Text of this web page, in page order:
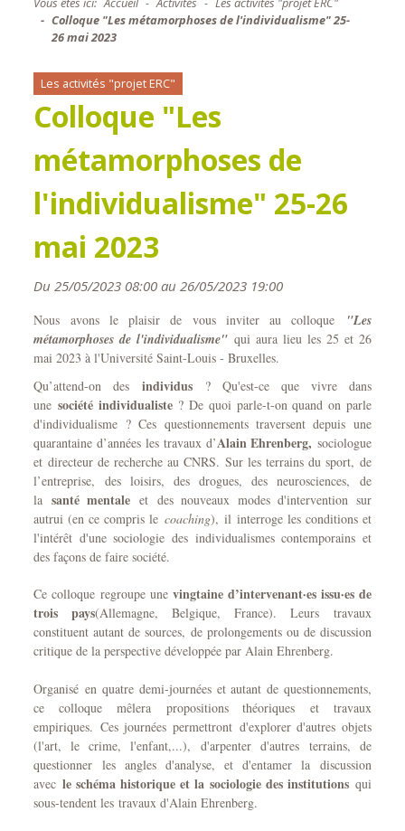
Colloque "Les métamorphoses de l'individualisme" 25-
26 mai 2023
Les activités "projet ERC"
Colloque "Les
métamorphoses de
l'individualisme" 25-26
mai 2023
Du 25/05/2023 08:00 au 26/05/2023 19:00
Nous avons le plaisir de vous inviter au colloque
"Les
métamorphoses de l'individualisme" qui aura lieu les 25 et 26
mai 2023 à l'Université Saint-Louis - Bruxelles.
Qu’attend-on des
individus
? Qu'est-ce que vivre dans
une société individualiste ? De quoi parle-t-on quand on parle
d'individualisme ? Ces questionnements traversent depuis une
quarantaine d’années les travaux d’Alain Ehrenberg, sociologue
et directeur de recherche au CNRS. Sur les terrains du sport, de
l’entreprise, des loisirs, des drogues, des neurosciences, de
la santé mentale et des nouveaux modes d'intervention sur
autrui (en ce compris le coaching), il interroge les conditions et
l'intérêt d'une sociologie des individualismes contemporains et
des façons de faire société.
Ce colloque regroupe une vingtaine d’intervenant·es issu·es de
trois pays(Allemagne, Belgique, France). Leurs travaux
constituent autant de sources, de prolongements ou de discussion
critique de la perspective développée par Alain Ehrenberg.
Organisé en quatre demi-journées et autant de questionnements,
ce colloque mêlera propositions théoriques et travaux
empiriques. Ces journées permettront d'explorer d'autres objets
(l'art, le crime, l'enfant,...), d'arpenter d'autres terrains, de
questionner les angles d'analyse, et d'entamer la discussion
avec le schéma historique et la sociologie des institutions qui
sous-tendent les travaux d'Alain Ehrenberg.